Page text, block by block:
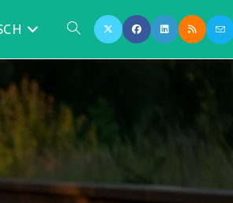
WEBSITE-
UMSCHALTEN